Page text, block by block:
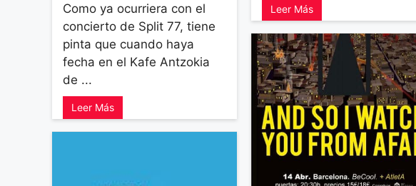
Leer Más
Como ya ocurriera con el
concierto de Split 77, tiene
pinta que cuando haya
fecha en el Kafe Antzokia
de ...
Leer Más